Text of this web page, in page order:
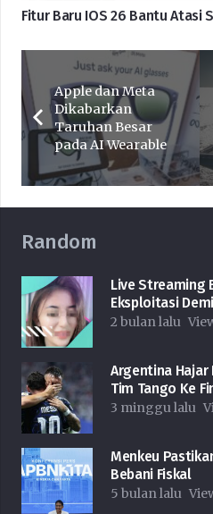
Fitur Baru IOS 26 Bantu Atasi
Apple dan Meta
Dikabarkan
Taruhan Besar
pada AI Wearable
Random
Live Streaming
Eksploitasi
2 bulan lalu
Argentina Hajar
Tim Tango Ke
3 minggu lalu
Menkeu
Bebani Fiskal
5 bulan lalu